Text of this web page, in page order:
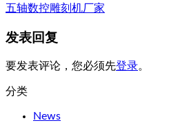
五轴数控雕刻机厂家
发表回复
要发表评论，您必须先登录。
分类
News